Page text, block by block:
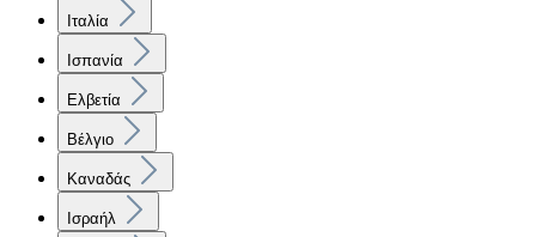
Ιταλία
Ισπανία
Ελβετία
Βέλγιο
Καναδάς
Ισραήλ